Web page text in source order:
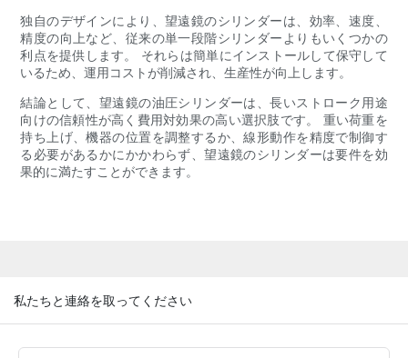
独自のデザインにより、望遠鏡のシリンダーは、効率、速度、
精度の向上など、従来の単一段階シリンダーよりもいくつかの
利点を提供します。 それらは簡単にインストールして保守して
いるため、運用コストが削減され、生産性が向上します。
結論として、望遠鏡の油圧シリンダーは、長いストローク用途
向けの信頼性が高く費用対効果の高い選択肢です。 重い荷重を
持ち上げ、機器の位置を調整するか、線形動作を精度で制御す
る必要があるかにかかわらず、望遠鏡のシリンダーは要件を効
果的に満たすことができます。
私たちと連絡を取ってください